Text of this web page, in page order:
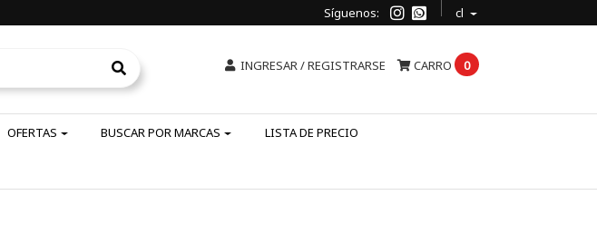
Síguenos: cl
CARRO 0
INGRESAR / REGISTRARSE
OFERTAS BUSCAR POR MARCAS LISTA DE PRECIO